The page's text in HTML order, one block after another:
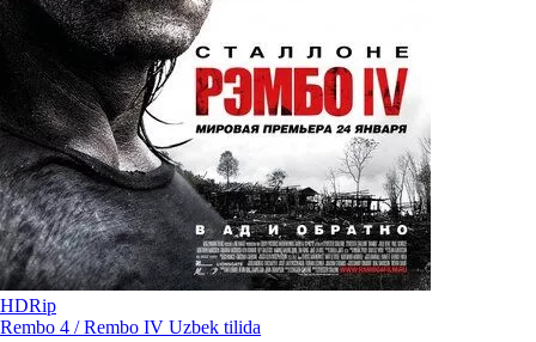
HDRip
Rembo 4 / Rembo IV Uzbek tilida